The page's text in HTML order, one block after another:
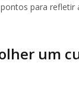
pontos para refletir
um